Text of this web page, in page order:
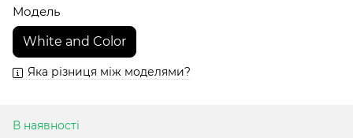
Модель
White and Color
Яка різниця між моделями?
В наявності